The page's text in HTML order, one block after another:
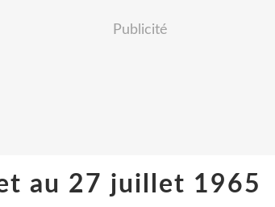
Publicité
au 27 juillet 1965